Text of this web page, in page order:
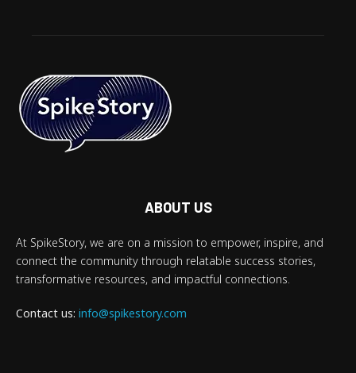
ABOUT US
At SpikeStory, we are on a mission to empower, inspire, and
connect the community through relatable success stories,
transformative resources, and impactful connections.
Contact us: info@spikestory.com